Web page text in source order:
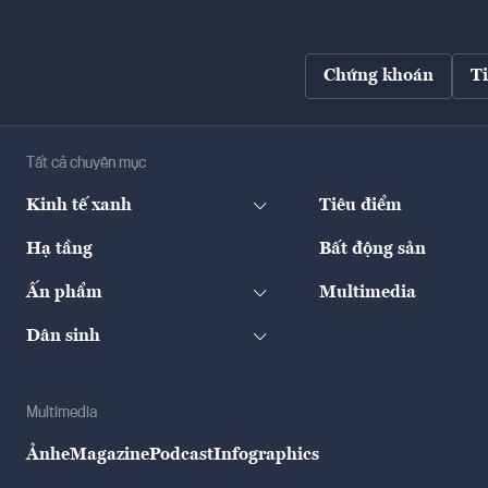
Chứng khoán
Tất cả chuyên mục
Kinh tế xanh Tiêu điểm
Hạ tầng Bất động sản
Ấn phẩm Multimedia
Dân sinh
Multimedia
ẢnheMagazinePodcastInfographics